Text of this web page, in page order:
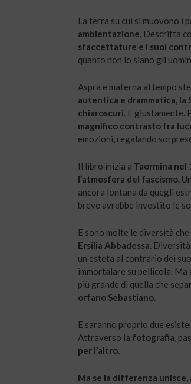
La terra su cui si muovono i
ambientazione. Descritta
sfaccettature e i suoi
quanto non lo siano gli
Aspra e materna al tempo
autentica e drammatica, la
chiaroscuri. E giustamente.
magnifico contrasto fra
emozioni, regalando
Il libro inizia a Taormina nel
l’atmosfera del fascismo.
ancora lontana da quegli
breve avrebbe investito le
E sono molte le diversità
Ersilia Abbadessa.
un esteta al contrario dei
immortalare su pellicola.
più grande di quella che
orfano Sebastiano.
E saranno proprio due
Attraverso la fotografia,
per l’altro.
Ma se la differenza